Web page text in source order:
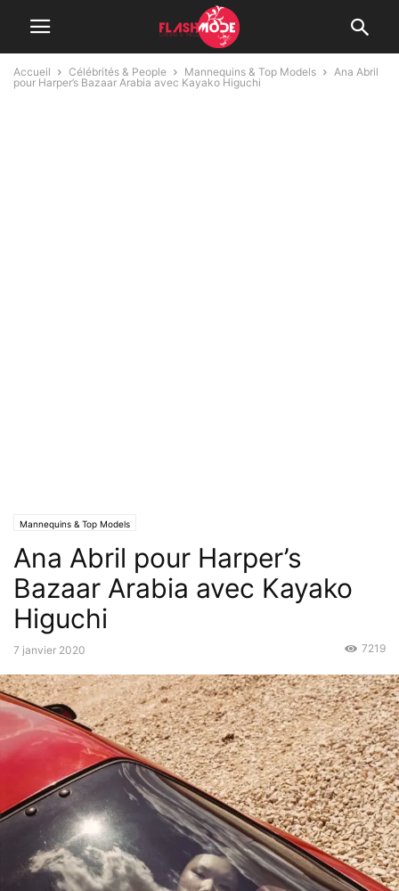
Accueil Célébrités & People Mannequins & Top Models
Ana Abril
pour Harper’s Bazaar Arabia avec Kayako Higuchi
Mannequins & Top Models
Ana Abril pour Harper’s
Bazaar Arabia avec Kayako
Higuchi
7 janvier 2020 7219